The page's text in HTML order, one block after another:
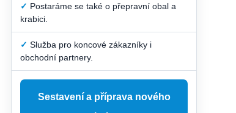
✓ Postaráme se také o přepravní obal a
krabici.
✓ Služba pro koncové zákazníky i
obchodní partnery.
Sestavení a příprava nového